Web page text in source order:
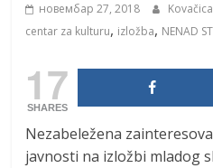
новембар 27, 2018
centar za kulturu, izložba, NENAD
17
SHARES
Nezabeležena
javnosti na izložbi mladog